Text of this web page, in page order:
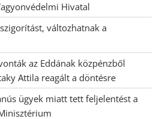
Hivatal
változhatnak a
az Eddának közpénzből
Attila reagált a döntésre
ügyek miatt tett feljelentést a